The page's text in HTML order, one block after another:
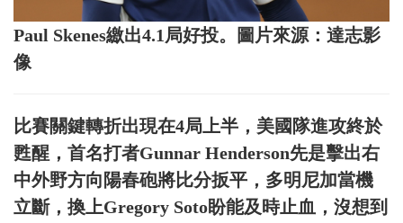
Paul Skenes繳出4.1局好投。圖片來源：達志影
像
比賽關鍵轉折出現在4局上半，美國隊進攻終於
甦醒，首名打者Gunnar Henderson先是擊出右
中外野方向陽春砲將比分扳平，多明尼加當機
立斷，換上Gregory Soto盼能及時止血，沒想到